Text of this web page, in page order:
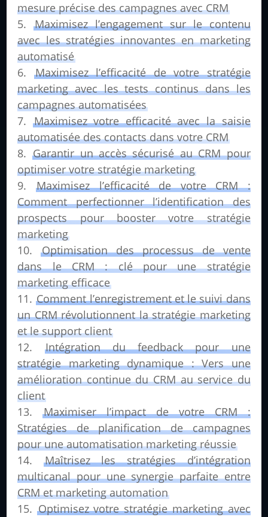
mesure précise des campagnes avec CRM
Maximisez l’engagement sur le contenu
avec les stratégies innovantes en marketing
automatisé
Maximisez l’efficacité de votre stratégie
marketing avec les tests continus dans les
campagnes automatisées
Maximisez votre efficacité avec la saisie
automatisée des contacts dans votre CRM
Garantir un accès sécurisé au CRM pour
optimiser votre stratégie marketing
Maximisez l’efficacité de votre CRM :
Comment perfectionner l’identification des
prospects pour booster votre stratégie
marketing
Optimisation des processus de vente
dans le CRM : clé pour une stratégie
marketing efficace
Comment l’enregistrement et le suivi dans
un CRM révolutionnent la stratégie marketing
et le support client
Intégration du feedback pour une
stratégie marketing dynamique : Vers une
amélioration continue du CRM au service du
client
Maximiser l’impact de votre CRM :
Stratégies de planification de campagnes
pour une automatisation marketing réussie
Maîtrisez les stratégies d’intégration
multicanal pour une synergie parfaite entre
CRM et marketing automation
Optimisez votre stratégie marketing avec